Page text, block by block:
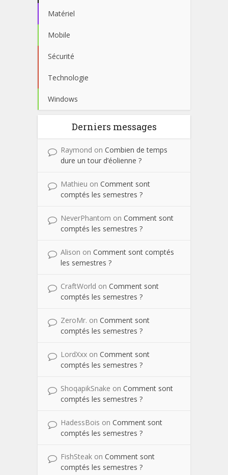
Matériel
Mobile
Sécurité
Technologie
Windows
Derniers messages
Raymond on Combien de temps
dure un tour d’éolienne ?
Mathieu on Comment sont
comptés les semestres ?
NeverPhantom on Comment sont
comptés les semestres ?
Alison on Comment sont comptés
les semestres ?
CraftWorld on Comment sont
comptés les semestres ?
ZeroMr. on Comment sont
comptés les semestres ?
LordXxx on Comment sont
comptés les semestres ?
ShoqapikSnake on Comment sont
comptés les semestres ?
HadessBois on Comment sont
comptés les semestres ?
FishSteak on Comment sont
comptés les semestres ?